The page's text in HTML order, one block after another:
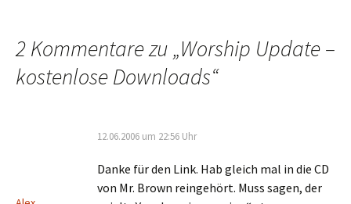
2 Kommentare zu „Worship Update –
kostenlose Downloads“
12.06.2006 um 22:56 Uhr
Danke für den Link. Hab gleich mal in die CD
von Mr. Brown reingehört. Muss sagen, der